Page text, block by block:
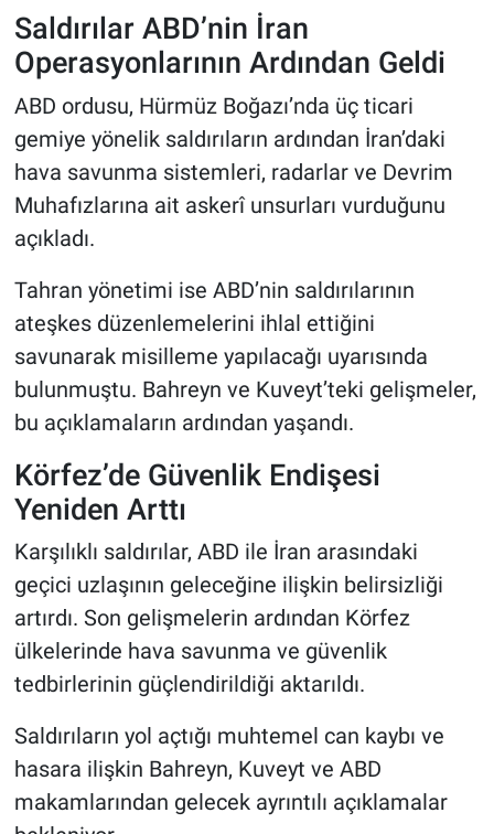
Saldırılar ABD’nin İran
Operasyonlarının Ardından Geldi
ABD ordusu, Hürmüz Boğazı’nda üç ticari
gemiye yönelik saldırıların ardından İran’daki
hava savunma sistemleri, radarlar ve Devrim
Muhafızlarına ait askerî unsurları vurduğunu
açıkladı.
Tahran yönetimi ise ABD’nin saldırılarının
ateşkes düzenlemelerini ihlal ettiğini
savunarak misilleme yapılacağı uyarısında
bulunmuştu. Bahreyn ve Kuveyt’teki gelişmeler,
bu açıklamaların ardından yaşandı.
Körfez’de Güvenlik Endişesi
Yeniden Arttı
Karşılıklı saldırılar, ABD ile İran arasındaki
geçici uzlaşının geleceğine ilişkin belirsizliği
artırdı. Son gelişmelerin ardından Körfez
ülkelerinde hava savunma ve güvenlik
tedbirlerinin güçlendirildiği aktarıldı.
Saldırıların yol açtığı muhtemel can kaybı ve
hasara ilişkin Bahreyn, Kuveyt ve ABD
makamlarından gelecek ayrıntılı açıklamalar